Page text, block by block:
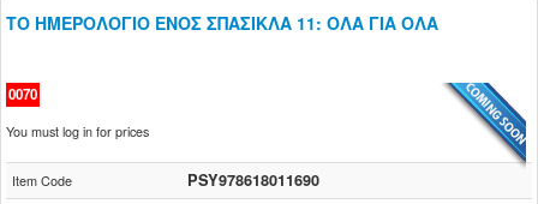
ΤΟ ΗΜΕΡΟΛΟΓΙΟ ΕΝΟΣ ΣΠΑΣΙΚΛΑ 11: ΟΛΑ ΓΙΑ ΟΛΑ
0070
You must log in for prices
Item Code PSY978618011690